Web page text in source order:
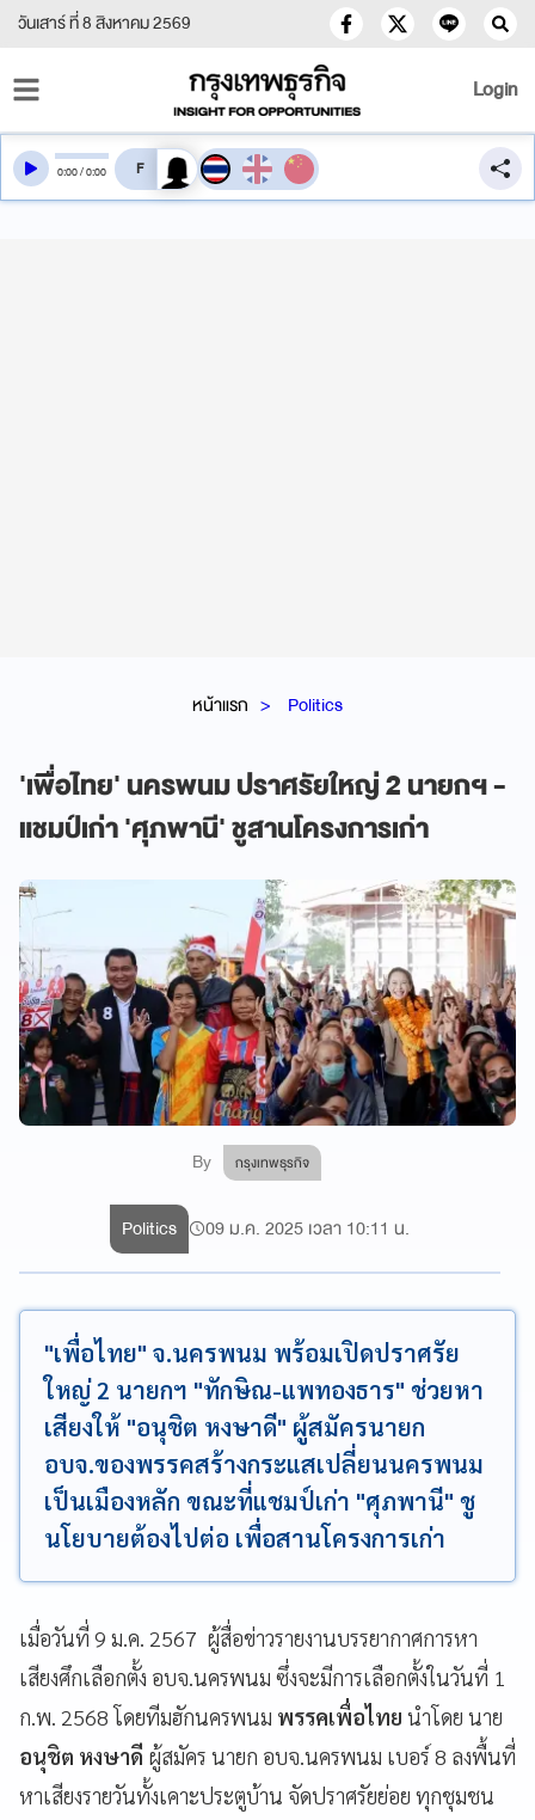
วันเสาร์ ที่ 8 สิงหาคม 2569
Login
หน้าแรก Politics
'เพื่อไทย' นครพนม ปราศรัยใหญ่ 2 นายกฯ -
แชมป์เก่า 'ศุภพานี' ชูสานโครงการเก่า
By กรุงเทพธุรกิจ
0:00/0:00 สลับเสียงอ่าน
Politics 09 ม.ค. 2025 เวลา 10:11 น.
"เพื่อไทย" จ.นครพนม พร้อมเปิดปราศรัย
ใหญ่ 2 นายกฯ "ทักษิณ-แพทองธาร" ช่วยหา
เสียงให้ "อนุชิต หงษาดี" ผู้สมัครนายก
อบจ.ของพรรคสร้างกระแสเปลี่ยนนครพนม
เป็นเมืองหลัก ขณะที่แชมป์เก่า "ศุภพานี" ชู
นโยบายต้องไปต่อ เพื่อสานโครงการเก่า
เมื่อวันที่ 9 ม.ค. 2567 ผู้สื่อข่าวรายงานบรรยากาศการหา
เสียงศึกเลือกตั้ง อบจ.นครพนม ซึ่งจะมีการเลือกตั้งในวันที่ 1
ก.พ. 2568 โดยทีมฮักนครพนม พรรคเพื่อไทย นำโดย นาย
อนุชิต หงษาดี ผู้สมัคร นายก อบจ.นครพนม เบอร์ 8 ลงพื้นที่
หาเสียงรายวันทั้งเคาะประตูบ้าน จัดปราศรัยย่อย ทุกชุมชน